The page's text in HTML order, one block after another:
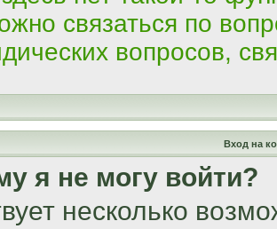
связаться по
вопросов,
Вход на
я не могу войти?
несколько